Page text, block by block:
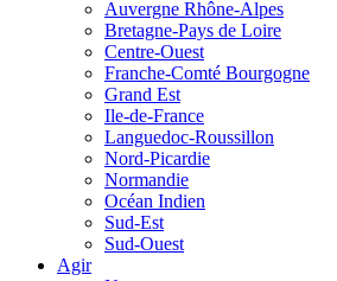
Auvergne Rhône-Alpes
Bretagne-Pays de Loire
Centre-Ouest
Franche-Comté Bourgogne
Grand Est
Ile-de-France
Languedoc-Roussillon
Nord-Picardie
Normandie
Océan Indien
Sud-Est
Sud-Ouest
Agir